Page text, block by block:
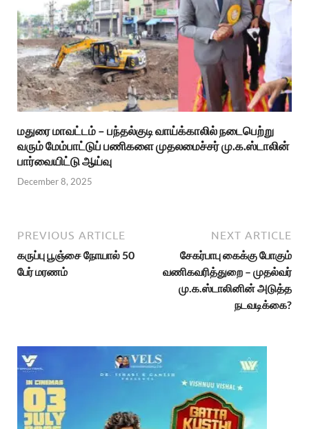
மதுரை மாவட்டம் – பந்தல்குடி வாய்க்காலில் நடைபெற்று
வரும் மேம்பாட்டுப் பணிகளை முதலமைச்சர் மு.க.ஸ்டாலின்
பார்வையிட்டு ஆய்வு
December 8, 2025
PREVIOUS ARTICLE
கருப்பு பூஞ்சை நோயால் 50
பேர் மரணம்
NEXT ARTICLE
சேகர்பாபு கைக்கு போகும்
வணிகவரித்துறை – முதல்வர்
மு.க.ஸ்டாலினின் அடுத்த
நடவடிக்கை?